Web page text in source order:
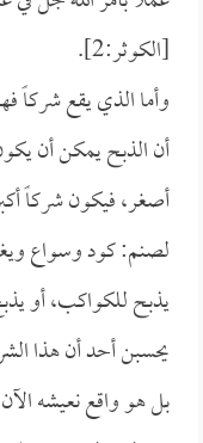
[الكوثر:2].
وأما الذي يقع
أن الذبح يمكن أن
أصغر، فيكون شركاً
لصنم: كود وسواع
يذبح للكواكب، أو
يحسبن أحد أن هذا
بل هو واقع نعيشه